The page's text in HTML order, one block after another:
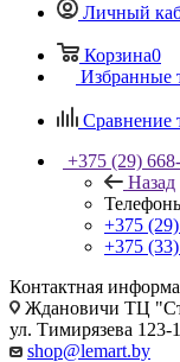
Личный
Корзина0
Избранные
Сравнение
+375 (29)
Назад
+375
+375
Контактная
Ждановичи ТЦ
ул. Тимирязева 123-
shop@lemart.by